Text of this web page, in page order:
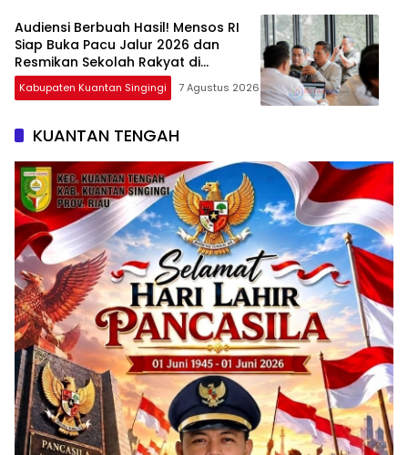
Audiensi Berbuah Hasil! Mensos RI
Siap Buka Pacu Jalur 2026 dan
Resmikan Sekolah Rakyat di
Kuansing
Kabupaten Kuantan Singingi 7 Agustus 2026
KUANTAN TENGAH